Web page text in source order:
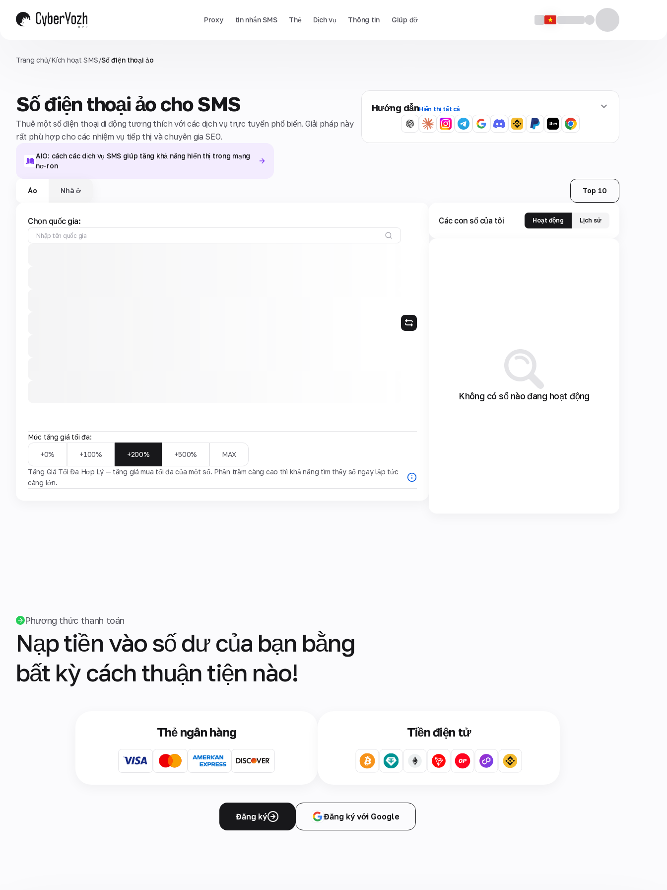
Proxy tin nhắn SMS Thẻ Dịch vụ Thông tin Giúp đỡ
Trang chủ/Kích hoạt SMS/Số điện thoại ảo
Số điện thoại ảo cho SMS
Thuê một số điện thoại di động tương thích với các dịch vụ trực tuyến phổ biến. Giải pháp này
rất phù hợp cho các nhiệm vụ tiếp thị và chuyên gia SEO.
AIO: cách các dịch vụ SMS giúp tăng khả năng hiển thị trong mạng
nơ-ron
Hướng dẫnHiển thị tất cả
Ảo Nhà ở Top 10
Chọn quốc gia:
Mức tăng giá tối đa:
+0% +100% +200% +500% MAX
Tăng Giá Tối Đa Hợp Lý — tăng giá mua tối đa của một số. Phần trăm càng cao thì khả năng tìm thấy số ngay lập tức
càng lớn.
Các con số của tôi Hoạt động Lịch sử
Không có số nào đang hoạt động
Phương thức thanh toán
Nạp tiền vào số dư của bạn bằng
bất kỳ cách thuận tiện nào!
Thẻ ngân hàng Tiền điện tử
Đăng ký Đăng ký với Google